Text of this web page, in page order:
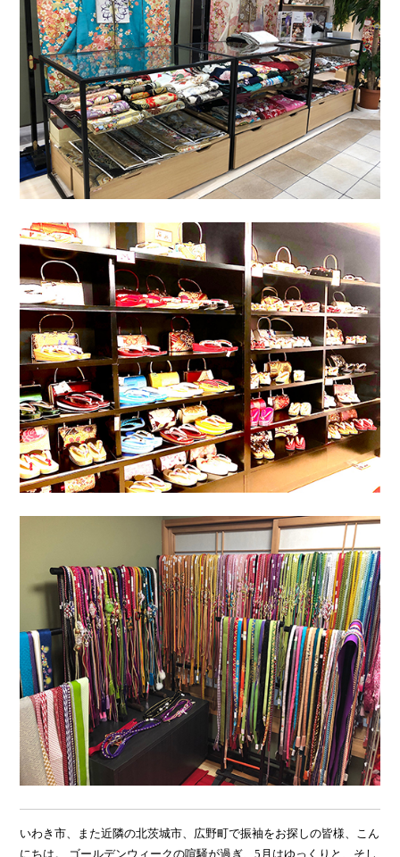
いわき市、また近隣の北茨城市、広野町で振袖をお探しの皆様、こん
にちは。 ゴールデンウィークの喧騒が過ぎ、5月はゆっくりと、そし